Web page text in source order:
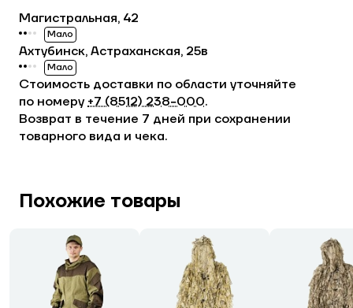
Стоимость доставки по области уточняйте
по номеру +7 (8512) 238−000.
Возврат в течение 7 дней при сохранении
товарного вида и чека.
Магистральная, 42
Мало
Ахтубинск, Астраханская, 25в
Мало
Похожие товары